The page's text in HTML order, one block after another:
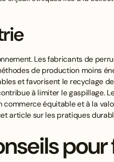
Les fabricants de
de production moins
et favorisent le recyclage
à limiter le gaspillage.
équitable et à la
article sur les pratiques
pour